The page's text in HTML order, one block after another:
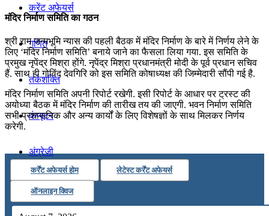
करेंट अफेयर्स
गणित
तर्कशक्ति
कंप्यूटर
अंग्रेजी
मॉक टेस्ट
मंदिर निर्माण समिति का गठन
श्री राम जन्‍मभूमि न्‍यास की पहली बैठक में मंदिर निर्माण के बारे में निर्णय लेने के
लिए ‘मंदिर निर्माण समिति’ बनाये जाने का फैसला लिया गया. इस समिति के
प्रमुख नृपेंद्र मिश्रा होंगे. नृपेंद्र मिश्रा प्रधानमंत्री मोदी के पूर्व प्रधान सचिव
हैं. साथ ही गोविंद देवगिरि को इस समिति कोषाध्यक्ष की जिम्मेदारी सौंपी गई है.
मंदिर निर्माण समिति अपनी रिपोर्ट रखेगी. इसी रिपोर्ट के आधार पर ट्रस्ट की
अयोध्या बैठक में मंदिर निर्माण की तारीख तय की जाएगी. भवन निर्माण समिति
सभी प्रशासनिक और अन्य कार्यों के लिए विशेषज्ञों के साथ मिलकर निर्णय
करेगी.
कर्रेंट अफेयर्स होम लेटेस्ट कर्रेंट अफेयर्स
ऑनलाइन क्विज